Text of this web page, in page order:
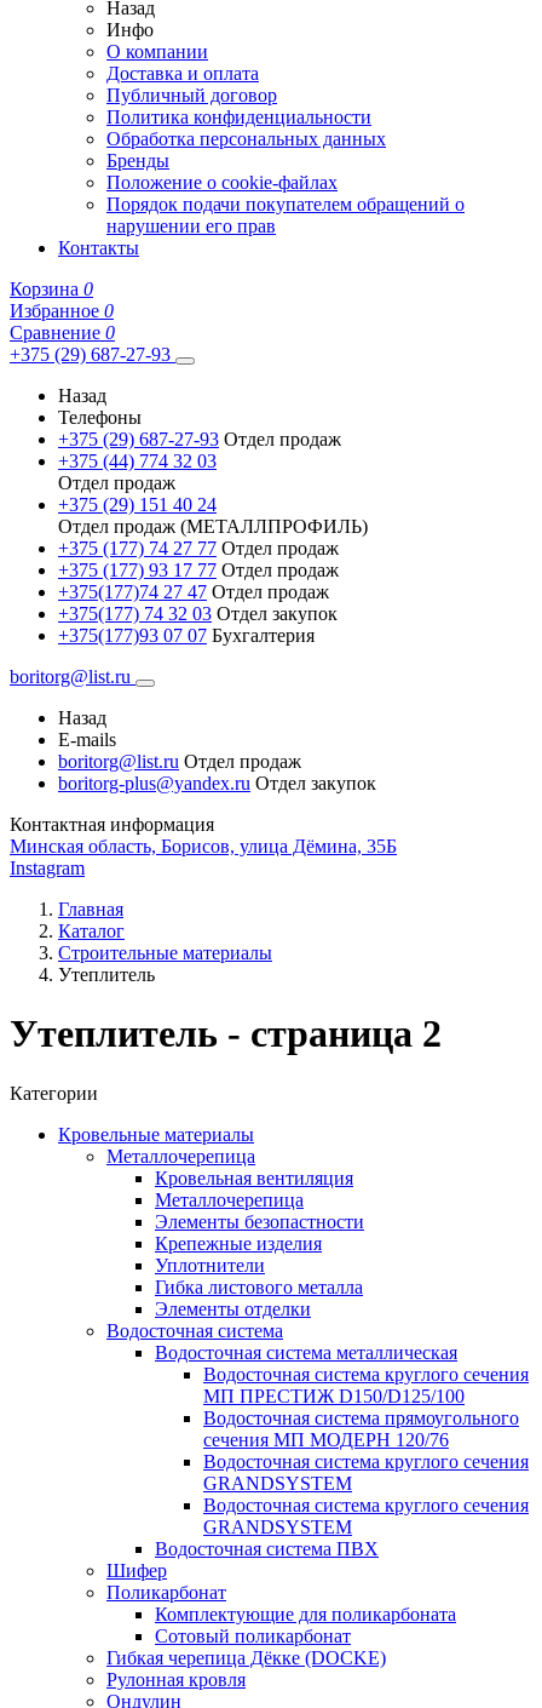
Назад
Инфо
О компании
Доставка и оплата
Публичный договор
Политика конфиденциальности
Обработка персональных данных
Бренды
Положение о cookie-файлах
Порядок подачи покупателем обращений о
нарушении его прав
Контакты
Корзина 0
Избранное 0
Сравнение 0
+375 (29) 687-27-93
Назад
Телефоны
+375 (29) 687-27-93 Отдел продаж
+375 (44) 774 32 03
Отдел продаж
+375 (29) 151 40 24
Отдел продаж (МЕТАЛЛПРОФИЛЬ)
+375 (177) 74 27 77 Отдел продаж
+375 (177) 93 17 77 Отдел продаж
+375(177)74 27 47 Отдел продаж
+375(177) 74 32 03 Отдел закупок
+375(177)93 07 07 Бухгалтерия
boritorg@list.ru
Назад
E-mails
boritorg@list.ru Отдел продаж
boritorg-plus@yandex.ru Отдел закупок
Контактная информация
Минская область, Борисов, улица Дёмина, 35Б
Instagram
Главная
Каталог
Строительные материалы
Утеплитель
Утеплитель - страница 2
Категории
Кровельные материалы
Металлочерепица
Кровельная вентиляция
Металлочерепица
Элементы безопастности
Крепежные изделия
Уплотнители
Гибка листового металла
Элементы отделки
Водосточная система
Водосточная система металлическая
Водосточная система круглого сечения
МП ПРЕСТИЖ D150/D125/100
Водосточная система прямоугольного
сечения МП МОДЕРН 120/76
Водосточная система круглого сечения
GRANDSYSTEM
Водосточная система круглого сечения
GRANDSYSTEM
Водосточная система ПВХ
Шифер
Поликарбонат
Комплектующие для поликарбоната
Сотовый поликарбонат
Гибкая черепица Дёкке (DOCKE)
Рулонная кровля
Ондулин